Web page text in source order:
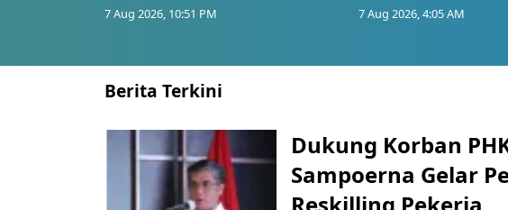
7 Aug 2026, 10:51 PM 7 Aug 2026, 4:05 AM
Berita Terkini
Dukung Korban
Sampoerna Gelar
Reskilling Pekerja